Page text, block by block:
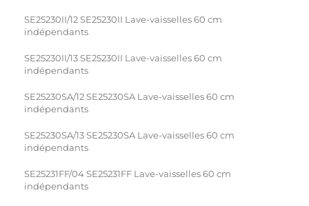
SE25230II/12 SE25230II Lave-vaisselles 60 cm
indépendants
SE25230II/13 SE25230II Lave-vaisselles 60 cm
indépendants
SE25230SA/12 SE25230SA Lave-vaisselles 60 cm
indépendants
SE25230SA/13 SE25230SA Lave-vaisselles 60 cm
indépendants
SE25231FF/04 SE25231FF Lave-vaisselles 60 cm
indépendants